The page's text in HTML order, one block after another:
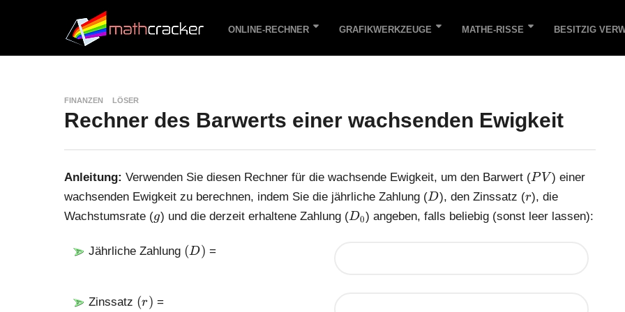
ONLINE-RECHNER GRAFIKWERKZEUGE MATHE-RISSE BESITZIG
FINANZEN LÖSER
Rechner des Barwerts einer wachsenden Ewigkeit
Anleitung: Verwenden Sie diesen Rechner für die wachsende Ewigkeit, um den Barwert (P
V
PV ) einer
wachsenden Ewigkeit zu berechnen, indem Sie die jährliche Zahlung (D
D), den Zinssatz (r
r), die
Wachstumsrate (g
g) und die derzeit erhaltene Zahlung (D
D0) angeben, falls beliebig (sonst leer lassen):
Jährliche Zahlung (
(D) =
Zinssatz (
(r) =